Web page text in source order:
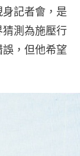
記者會，是
測為施壓行
，但他希望